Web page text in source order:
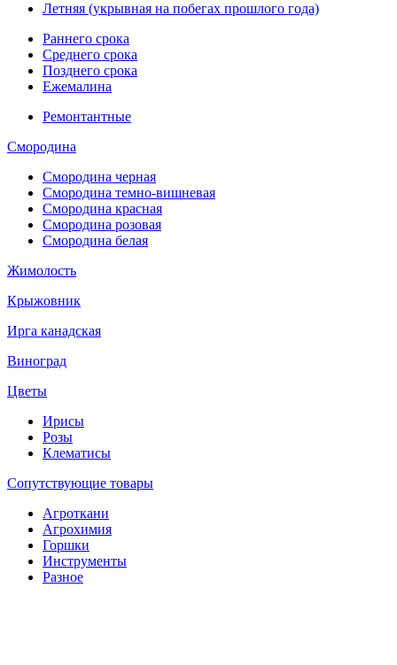
Летняя (укрывная на побегах прошлого года)
Раннего срока
Среднего срока
Позднего срока
Ежемалина
Ремонтантные
Смородина
Смородина черная
Смородина темно-вишневая
Смородина красная
Смородина розовая
Смородина белая
Жимолость
Крыжовник
Ирга канадская
Виноград
Цветы
Ирисы
Розы
Клематисы
Сопутствующие товары
Агроткани
Агрохимия
Горшки
Инструменты
Разное